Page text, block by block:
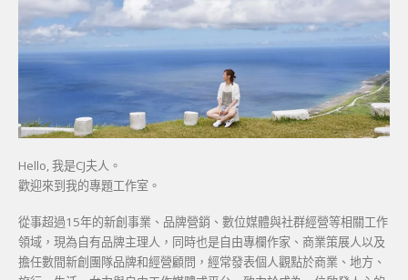
Hello, 我是CJ夫人。
歡迎來到我的專題工作室。
從事超過15年的新創事業、品牌營銷、數位媒體與社群經營等相關工作
領域，現為自有品牌主理人，同時也是自由專欄作家、商業策展人以及
擔任數間新創團隊品牌和經營顧問，經常發表個人觀點於商業、地方、